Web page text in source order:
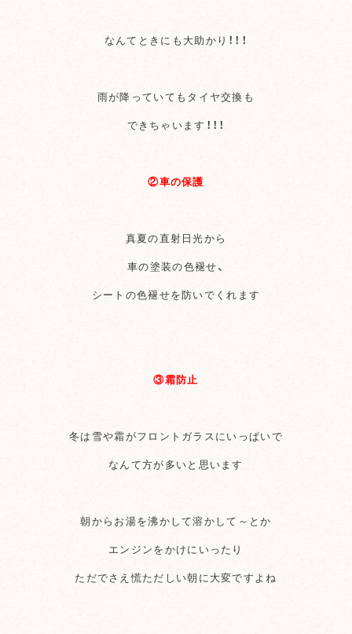
なんてときにも大助かり！！！
雨が降っていてもタイヤ交換も
できちゃいます！！！
②車の保護
真夏の直射日光から
車の塗装の色褪せ、
シートの色褪せを防いでくれます
③霜防止
冬は雪や霜がフロントガラスにいっぱいで
なんて方が多いと思います
朝からお湯を沸かして溶かして～とか
エンジンをかけにいったり
ただでさえ慌ただしい朝に大変ですよね